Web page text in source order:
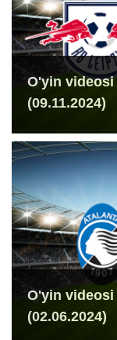
O'yin videosi
(09.11.2024)
O'yin videosi
(02.06.2024)